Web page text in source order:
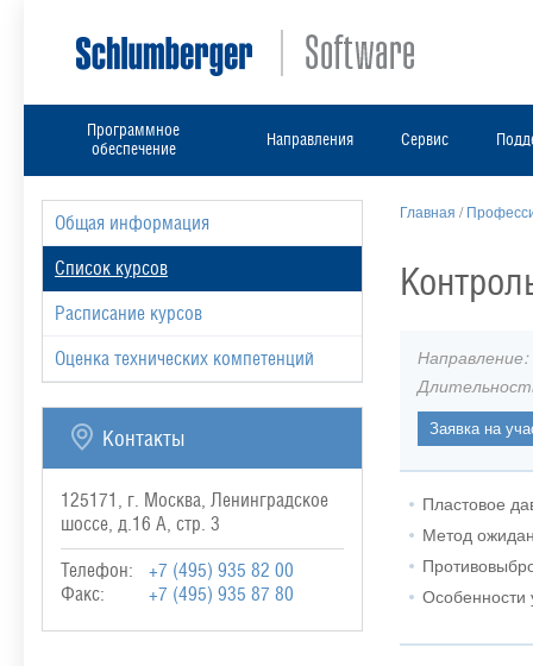
Программное
обеспечение
Направления Сервис
Общая информация
Список курсов
Расписание курсов
Оценка технических компетенций
Контакты
125171, г. Москва, Ленинградское
шоссе, д.16 А, стр. 3
Телефон:
+7 (495) 935 82 00
Факс:
+7 (495) 935 87 80
Главная /
Направление:
Пластовое
Метод